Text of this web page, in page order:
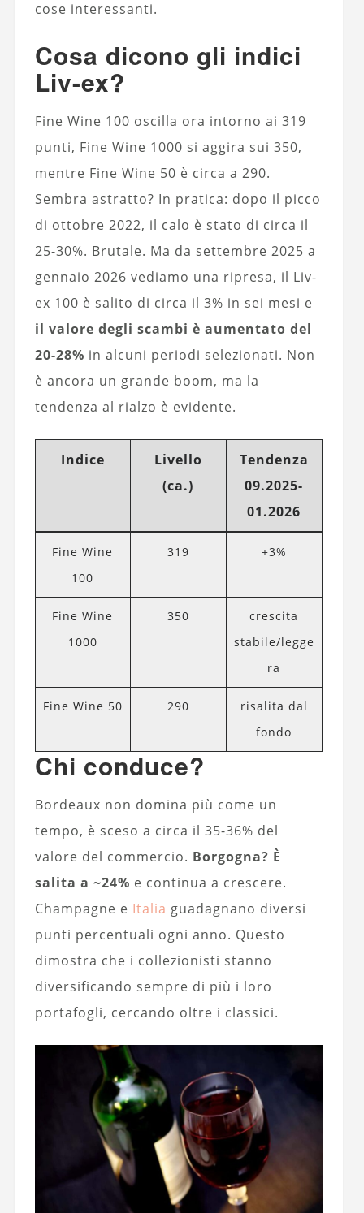
cose interessanti.
Cosa dicono gli indici
Liv-ex?
Fine Wine 100 oscilla ora intorno ai 319
punti, Fine Wine 1000 si aggira sui 350,
mentre Fine Wine 50 è circa a 290.
Sembra astratto? In pratica: dopo il picco
di ottobre 2022, il calo è stato di circa il
25-30%. Brutale. Ma da settembre 2025 a
gennaio 2026 vediamo una ripresa, il Liv-
ex 100 è salito di circa il 3% in sei mesi e
il valore degli scambi è aumentato del
20-28% in alcuni periodi selezionati. Non
è ancora un grande boom, ma la
tendenza al rialzo è evidente.
Indice
Livello
(ca.)
Tendenza
09.2025-
01.2026
Fine Wine
100
319 +3%
Fine Wine
1000
350
crescita
stabile/legge
ra
Fine Wine 50 290
risalita dal
fondo
Chi conduce?
Bordeaux non domina più come un
tempo, è sceso a circa il 35-36% del
valore del commercio. Borgogna? È
salita a ~24% e continua a crescere.
Champagne e Italia guadagnano diversi
punti percentuali ogni anno. Questo
dimostra che i collezionisti stanno
diversificando sempre di più i loro
portafogli, cercando oltre i classici.